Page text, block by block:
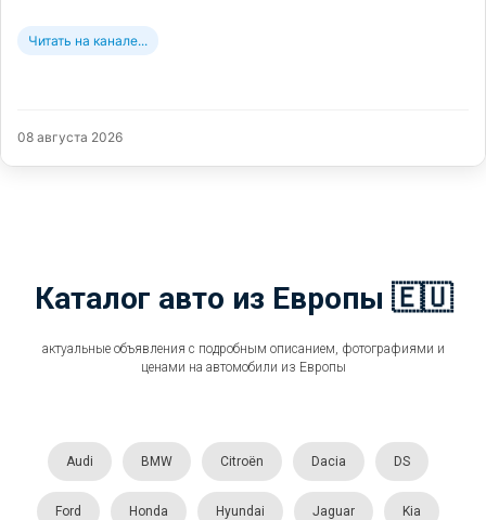
Читать на канале...
08 августа 2026
Каталог авто из Европы 🇪🇺
актуальные объявления с подробным описанием, фотографиями и
ценами на автомобили из Европы
Audi BMW Citroën Dacia DS
Ford Honda Hyundai Jaguar Kia